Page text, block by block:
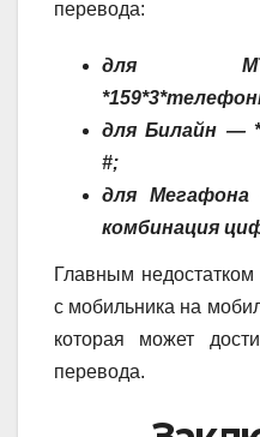
перевода:
для
для Билайн —
#;
для Мегафона
комбинация
Главным
с мобильника на
которая может
перевода.